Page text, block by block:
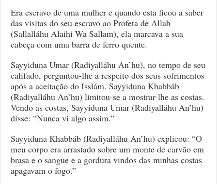
de
Talím
–
6
Era escravo de uma mulher e quando esta ficou a saber
das visitas do seu escravo ao Profeta de Allah
(Sallalláhu Alaihi Wa Sallam), ela marcava a sua
cabeça com uma barra de ferro quente.
Sayyiduna Umar (Radiyalláhu An’hu), no tempo de seu
califado, perguntou-lhe a respeito dos seus sofrimentos
após a aceitação do Isslám. Sayyiduna Khabbáb
(Radiyalláhu An’hu) limitou-se a mostrar-lhe as costas.
Vendo as costas, Sayyiduna Umar (Radiyalláhu An’hu)
disse: “Nunca vi algo assim.”
Sayyiduna Khabbáb (Radiyalláhu An’hu) explicou: “O
meu corpo era arrastado sobre um monte de carvão em
brasa e o sangue e a gordura vindos das minhas costas
apagavam o fogo.”